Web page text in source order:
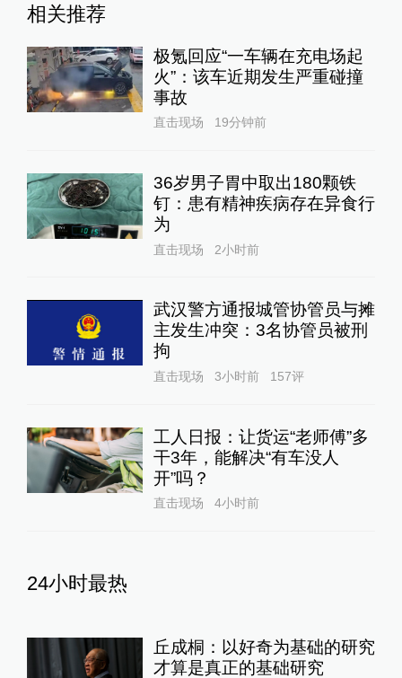
相关推荐
极氪回应“一车辆在充电场起
火”：该车近期发生严重碰撞
事故
直击现场 19分钟前
36岁男子胃中取出180颗铁
钉：患有精神疾病存在异食行
为
直击现场 2小时前
武汉警方通报城管协管员与摊
主发生冲突：3名协管员被刑
拘
直击现场 3小时前 157评
工人日报：让货运“老师傅”多
干3年，能解决“有车没人
开”吗？
直击现场 4小时前
24小时最热
丘成桐：以好奇为基础的研究
才算是真正的基础研究